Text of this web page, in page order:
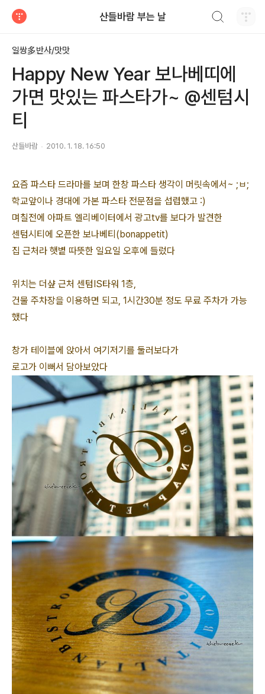
산들바람 부는 날
일쌍多반사/맛맛
Happy New Year 보나베띠에
가면 맛있는 파스타가~ @센텀시
티
산들바람 2010. 1. 18. 16:50
요즘 파스타 드라마를 보며 한창 파스타 생각이 머릿속에서~ ;ㅂ;
학교앞이나 경대에 가본 파스타 전문점을 섭렵했고 :)
며칠전에 아파트 엘리베이터에서 광고tv를 보다가 발견한
센텀시티에 오픈한 보나베티(bonappetit)
집 근처라 햇볕 따뜻한 일요일 오후에 들렀다
위치는 더샾 근처 센텀IS타워 1층,
건물 주차장을 이용하면 되고, 1시간30분 정도 무료 주차가 가능
했다
창가 테이블에 앉아서 여기저기를 둘러보다가
로고가 이뻐서 담아보았다